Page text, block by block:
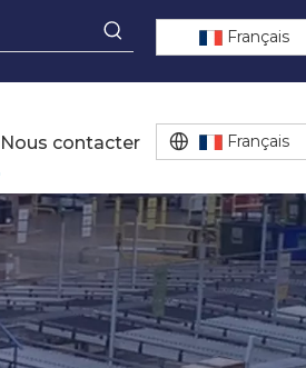
Français
Nous contacter Français